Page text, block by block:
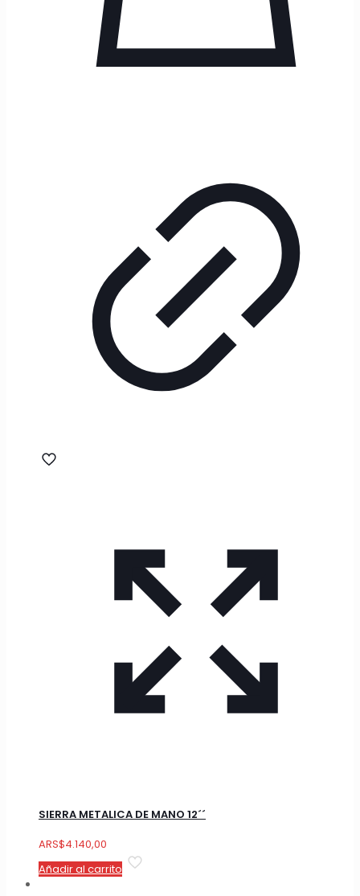
SIERRA METALICA DE MANO 12´´
ARS$4.140,00
Añadir al carrito